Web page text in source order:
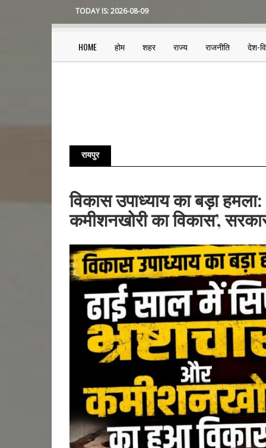
TODAY IS:2026-08-09
Main
HOME होम शहर राज्य राजनीति देश-
रायपुर
विकास उपाध्याय का बड़ा
कमीशनखोरी का विकास’,
Pagination